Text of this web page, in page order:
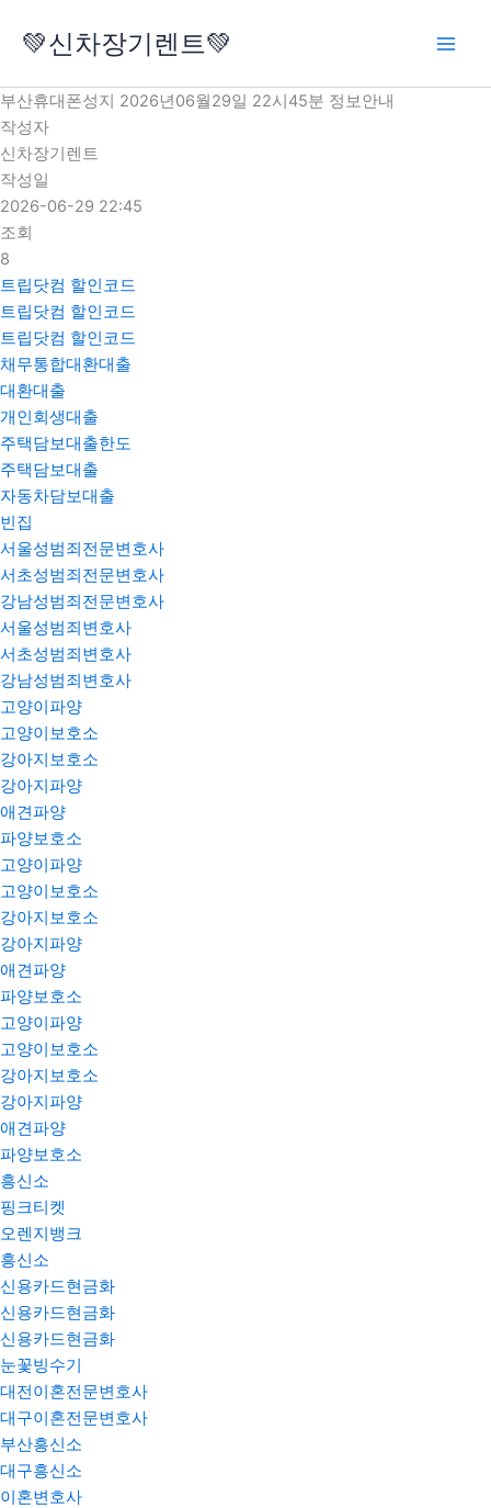
로
건
너
뛰
기
💚신차장기렌트💚
부산휴대폰성지 2026년06월29일 22시45분 정보안내
작성자
신차장기렌트
작성일
2026-06-29 22:45
조회
8
트립닷컴 할인코드
트립닷컴 할인코드
트립닷컴 할인코드
채무통합대환대출
대환대출
개인회생대출
주택담보대출한도
주택담보대출
자동차담보대출
빈집
서울성범죄전문변호사
서초성범죄전문변호사
강남성범죄전문변호사
서울성범죄변호사
서초성범죄변호사
강남성범죄변호사
고양이파양
고양이보호소
강아지보호소
강아지파양
애견파양
파양보호소
고양이파양
고양이보호소
강아지보호소
강아지파양
애견파양
파양보호소
고양이파양
고양이보호소
강아지보호소
강아지파양
애견파양
파양보호소
흥신소
핑크티켓
오렌지뱅크
흥신소
신용카드현금화
신용카드현금화
신용카드현금화
눈꽃빙수기
대전이혼전문변호사
대구이혼전문변호사
부산흥신소
대구흥신소
이혼변호사